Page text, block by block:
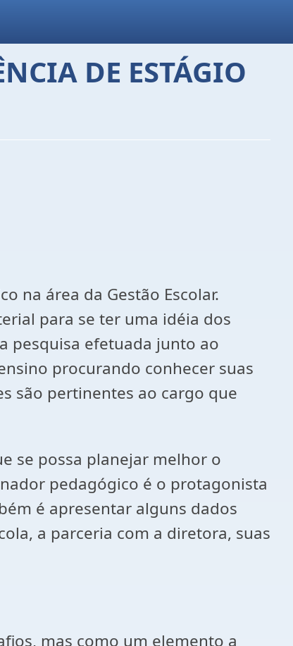
DE ESTÁGIO
na área da Gestão Escolar.
para se ter uma idéia dos
pesquisa efetuada junto ao
procurando conhecer suas
são pertinentes ao cargo que
se possa planejar melhor o
pedagógico é o protagonista
é apresentar alguns dados
a parceria com a diretora, suas
mas como um elemento a